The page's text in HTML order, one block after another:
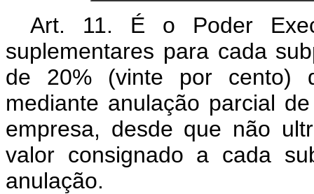
Art. 11. É o Poder
suplementares para cada
de 20% (vinte por cento)
mediante anulação parcial
empresa, desde que não
valor consignado a cada
anulação.